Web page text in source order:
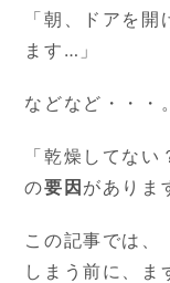
「朝、ドアを
ます…」
などなど・・・。
「乾燥してな
の要因がありま
この記事では、
しまう前に、ま